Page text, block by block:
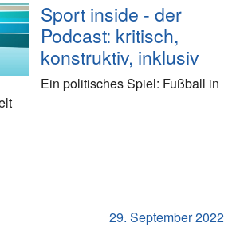
Sport inside - der
Podcast: kritisch,
konstruktiv, inklusiv
Ein politisches Spiel: Fußball in
29. September 2022